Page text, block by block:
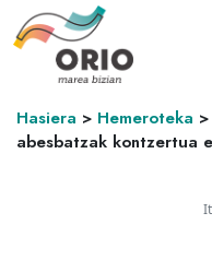
Hasiera > Hemeroteka >
abesbatzak kontzertua